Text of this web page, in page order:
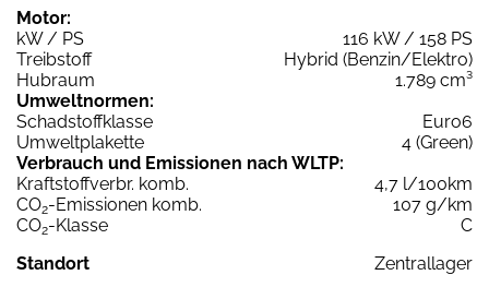
Motor:
kW / PS
116 kW / 158 PS
Treibstoff
Hybrid (Benzin/Elektro)
Hubraum
1.789 cm³
Umweltnormen:
Schadstoffklasse
Euro6
Umweltplakette
4 (Green)
Verbrauch und Emissionen nach WLTP:
Kraftstoffverbr. komb.
4,7 l/100km
CO2-Emissionen komb.
107 g/km
CO2-Klasse
C
Standort
Zentrallager